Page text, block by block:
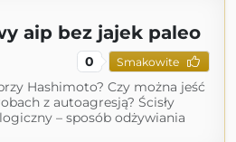
aip bez jajek paleo
0 Smakowite
Hashimoto? Czy można jeść
z autoagresją? Ścisły
– sposób odżywiania